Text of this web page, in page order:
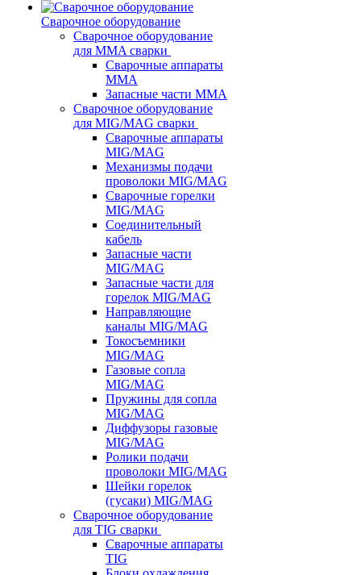
Сварочное оборудование
Сварочное оборудование
для MMA сварки
Сварочные аппараты
MMA
Запасные части MMA
Сварочное оборудование
для MIG/MAG сварки
Сварочные аппараты
MIG/MAG
Механизмы подачи
проволоки MIG/MAG
Сварочные горелки
MIG/MAG
Соединительный
кабель
Запасные части
MIG/MAG
Запасные части для
горелок MIG/MAG
Направляющие
каналы MIG/MAG
Токосъемники
MIG/MAG
Газовые сопла
MIG/MAG
Пружины для сопла
MIG/MAG
Диффузоры газовые
MIG/MAG
Ролики подачи
проволоки MIG/MAG
Шейки горелок
(гусаки) MIG/MAG
Сварочное оборудование
для TIG сварки
Сварочные аппараты
TIG